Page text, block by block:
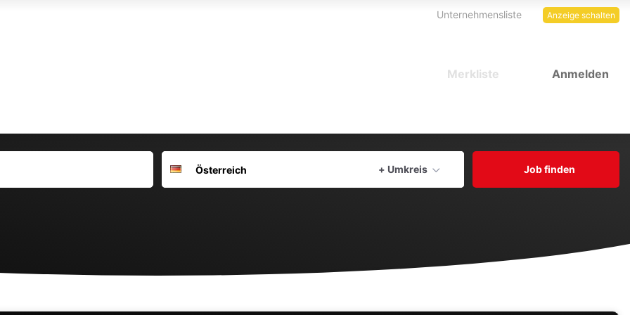
Anzeige schalten
Unternehmensliste
Anmelden
Merkliste
Deutschland
+ Umkreis
Aktuellen Ort verwenden
Job finden